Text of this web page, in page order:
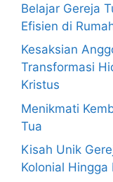
Belajar Gereja
Efisien di
Kesaksian
Transformasi
Kristus
Menikmati
Tua
Kisah Unik
Kolonial